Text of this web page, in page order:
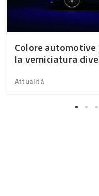
Colore
la verniciatura
Attualità